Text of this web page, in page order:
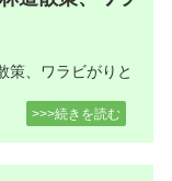
策、ワラビがりと
>>>続きを読む